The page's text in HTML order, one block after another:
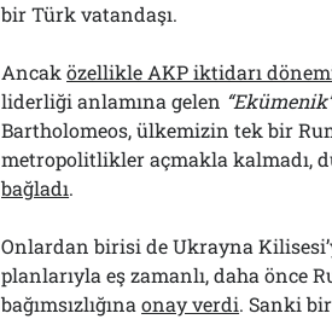
bir Türk vatandaşı.
Ancaközellikle AKP iktidarı
liderliği anlamına gelen
Bartholomeos, ülkemizin tek bir
metropolitlikler açmakla kalmadı,
bağladı.
Onlardan birisi de Ukrayna
planlarıyla eş zamanlı, daha önce
bağımsızlığınaonay verdi. Sanki